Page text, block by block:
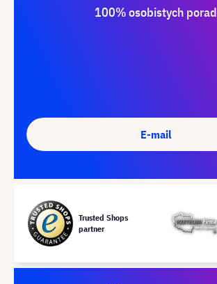
100% osobistych porad
E-mail
Trusted Shops
partner